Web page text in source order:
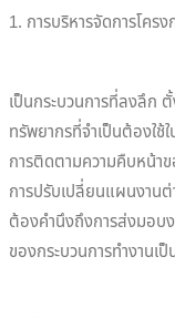
1. การบริหารจัดการโค
เป็นกระบวนการที่ลงลึก
ทรัพยากรที่จำเป็นต้องใช้
การติดตามความคืบหน้า
การปรับเปลี่ยนแผนงานต่
ต้องคำนึงถึงการส่งมอบ
ของกระบวนการทำงานเ